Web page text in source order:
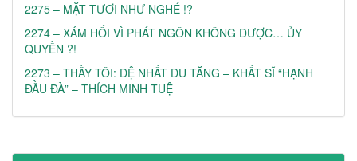
2275 – MẶT TƯƠI NHƯ NGHÉ !?
2274 – XÁM HỐI VÌ PHÁT NGÔN KHÔNG ĐƯỢC… ỦY
QUYỀN ?!
2273 – THẦY TÔI: ĐỆ NHẤT DU TĂNG – KHẤT SĨ “HẠNH
ĐẦU ĐÀ” – THÍCH MINH TUỆ